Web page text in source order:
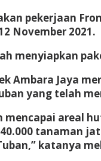
pekerjaan
November 2021.
menyiapkan
Ambara Jaya
yang telah
mencapai areal
tanaman
katanya